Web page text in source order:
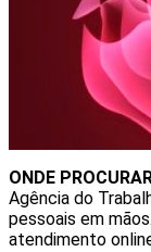
ONDE
Agência do
pessoais em
atendimento